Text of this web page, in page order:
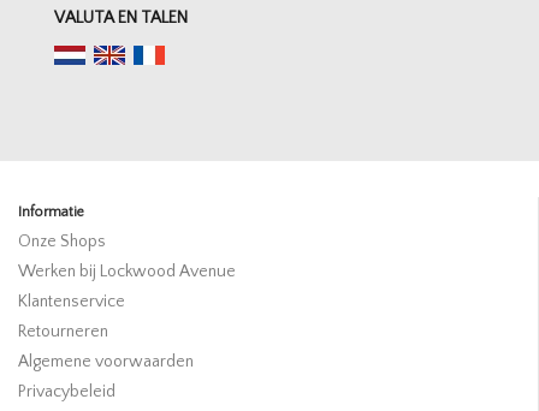
VALUTA EN TALEN
Informatie
Onze Shops
Werken bij Lockwood Avenue
Klantenservice
Retourneren
Algemene voorwaarden
Privacybeleid